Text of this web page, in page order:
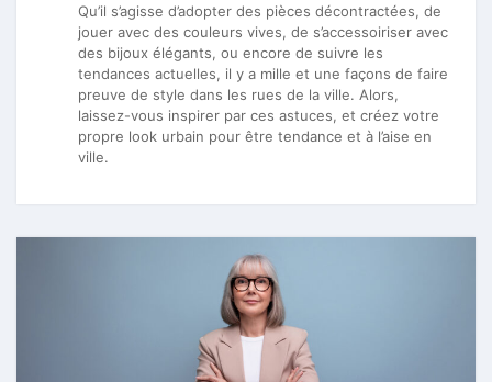
Qu’il s’agisse d’adopter des pièces décontractées, de
jouer avec des couleurs vives, de s’accessoiriser avec
des bijoux élégants, ou encore de suivre les
tendances actuelles, il y a mille et une façons de faire
preuve de style dans les rues de la ville. Alors,
laissez-vous inspirer par ces astuces, et créez votre
propre look urbain pour être tendance et à l’aise en
ville.